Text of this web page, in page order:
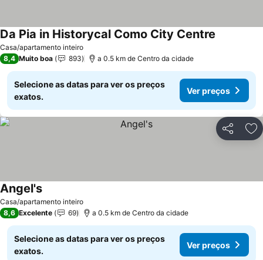
Casa/apartamento inteiro
Da Pia in Historycal Como City Centre
8,4 Muito boa 893 a 0.5 km de Centro da cidade
Selecione as datas para ver os preços
exatos.
Ver preços
Partilhar
Casa/apartamento inteiro
Angel's
8,6 Excelente 69 a 0.5 km de Centro da cidade
Selecione as datas para ver os preços
exatos.
Ver preços